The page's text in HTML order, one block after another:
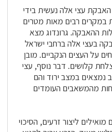
עצי אלה נעשית בידי
במקרים רבים מאות מטרים
ההאבקה. גרונדוג מצא
בעצי אלה ברחבי ישראל
על העצים הנקביים. מובן
קלושים. דבר נוסף, עצי
נמצאים במצב ירוד והם
מהמשאבים העומדים
ליצור זרעים, הסיכוי